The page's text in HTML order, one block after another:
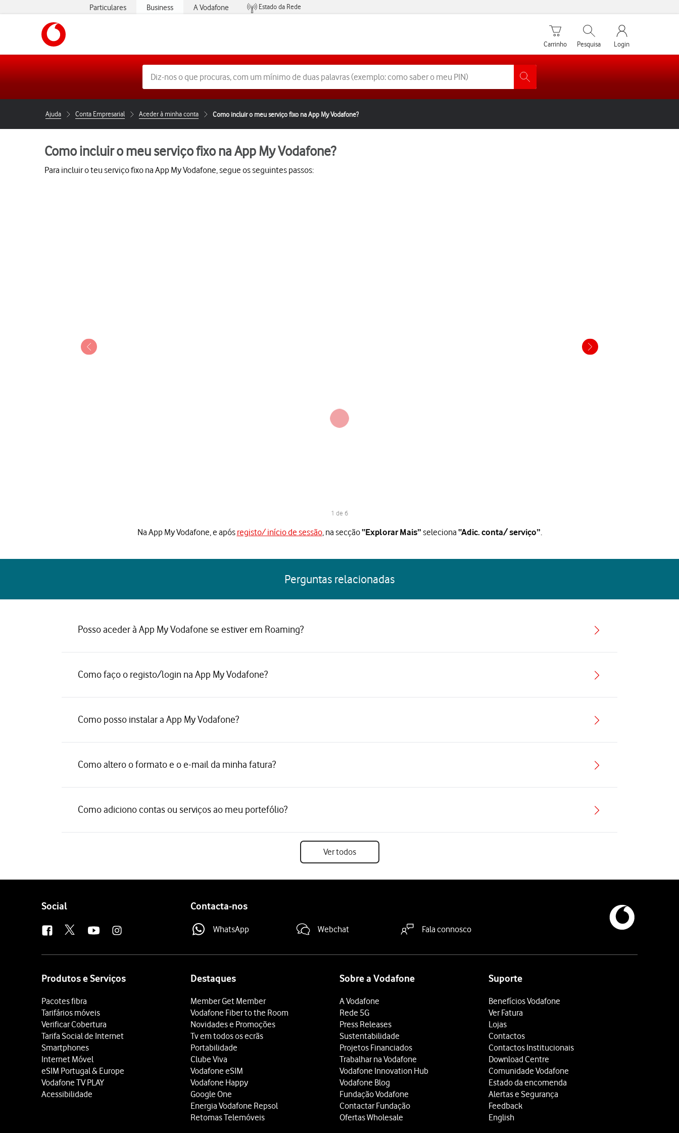
Particulares Business A Vodafone
Estado da Rede
Carrinho de compras
Carrinho
Pesquisar
Pesquisa
My Vodafone
Login
Ajuda Conta Empresarial Aceder à minha conta Como incluir o meu serviço fixo na App My Vodafone?
Como incluir o meu serviço fixo na App My Vodafone?
Para incluir o teu serviço fixo na App My Vodafone, segue os seguintes passos:
1 de 6
Na App My Vodafone, e apósregisto/ início de sessão, na secção“Explorar Mais” seleciona “Adic. conta/ serviço”
Perguntas relacionadas
Posso aceder à App My Vodafone se estiver em Roaming?
Como faço o registo/login na App My Vodafone?
Como posso instalar a App My Vodafone?
Como altero o formato e o e-mail da minha fatura?
Como adiciono contas ou serviços ao meu portefólio?
Ver todos
Follow
Social Contacta-nos
WhatsApp Webchat Fala connosco
Produtos e Serviços
Pacotes fibra
Tarifários móveis
Verificar Cobertura
Tarifa Social de Internet
Smartphones
Internet Móvel
eSIM Portugal & Europe
Vodafone TV PLAY
Acessibilidade
Destaques
Member Get Member
Vodafone Fiber to the Room
Novidades e Promoções
Tv em todos os ecrãs
Portabilidade
Clube Viva
Vodafone eSIM
Vodafone Happy
Google One
Energia Vodafone Repsol
Retomas Telemóveis
Sobre a Vodafone
A Vodafone
Rede 5G
Press Releases
Sustentabilidade
Projetos Financiados
Trabalhar na Vodafone
Vodafone Innovation Hub
Vodafone Blog
Fundação Vodafone
Contactar Fundação
Ofertas Wholesale
Suporte
Benefícios Vodafone
Ver Fatura
Lojas
Contactos
Contactos Institucionais
Download Centre
Comunidade Vodafone
Estado da encomenda
Alertas e Segurança
Feedback
English